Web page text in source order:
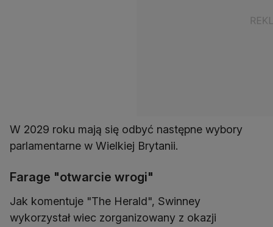
W 2029 roku mają się odbyć następne wybory
parlamentarne w Wielkiej Brytanii.
Farage "otwarcie wrogi"
Jak komentuje "The Herald", Swinney
wykorzystał wiec zorganizowany z okazji